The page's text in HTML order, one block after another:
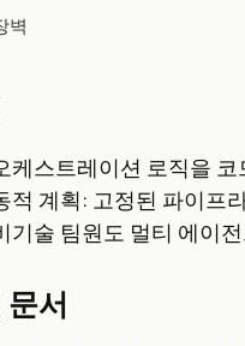
벽
케스트레이션 로직을
적 계획: 고정된 파이프
기술 팀원도 멀티 에이
서